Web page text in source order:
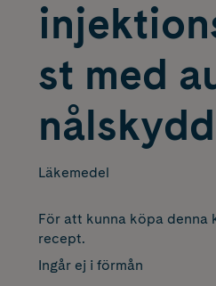
st med
nålskydd
Läkemedel
För att kunna köpa denna
recept.
Ingår ej i förmån